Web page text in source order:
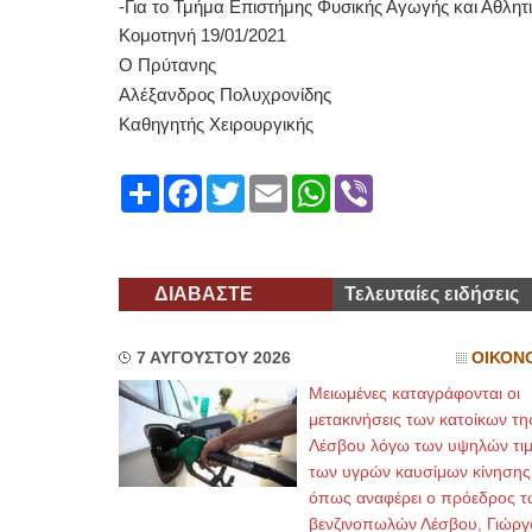
-Για το Τμήμα Επιστήμης Φυσικής Αγωγής και
Κομοτηνή 19/01/2021
Ο Πρύτανης
Αλέξανδρος Πολυχρονίδης
Καθηγητής Χειρουργικής
ShareFacebook
TwitterEmailWhatsApp
Viber
ΔΙΑΒΑΣΤΕ Τελευταίες ειδήσεις
7 ΑΥΓΟΥΣΤΟΥ 2026
Μειωμένες καταγράφονται οι
μετακινήσεις των κατοίκων
Λέσβου λόγω των υψηλών
των υγρών καυσίμων κίνησης,
όπως αναφέρει ο πρόεδρος
βενζινοπωλών Λέσβου,